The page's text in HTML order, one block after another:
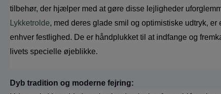
Lykketrolde, med deres glade smil og optimistiske udtryk, er
enhver festlighed. De er håndplukket til at indfange og
livets specielle øjeblikke.
Dyb tradition og moderne fejring: